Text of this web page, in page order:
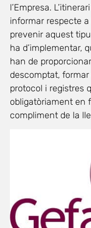
l’Empresa.
informar respecte a
prevenir aquest
ha d’implementar,
han de
descomptat,
protocol i registres
obligatòriament en
compliment de la